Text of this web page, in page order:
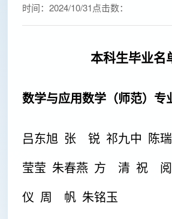
时间： 2024/10/31点击数：
本科生毕业名
数学与应用数学（师范）专
吕东旭 张 锐 祁九中 陈
莹莹 朱春燕 方 清 祝 阅
仪 周 帆 朱铭玉